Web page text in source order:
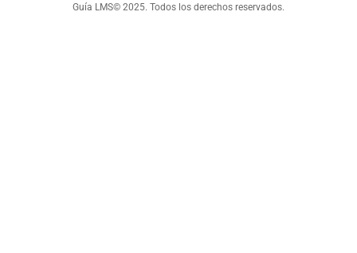
Guía LMS© 2025. Todos los derechos reservados.